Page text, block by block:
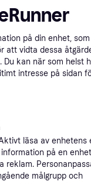
på din enhet,
att vidta dessa
kan när som helst
intresse på sidan
läsa av enhetens
på en
reklam.
målgrupp och